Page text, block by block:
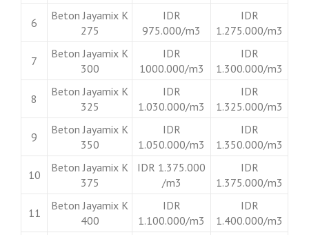
6
Beton Jayamix K
275
IDR
975.000/m3
IDR
1.275.000/m3
7
Beton Jayamix K
300
IDR
1000.000/m3
IDR
1.300.000/m3
8
Beton Jayamix K
325
IDR
1.030.000/m3
IDR
1.325.000/m3
9
Beton Jayamix K
350
IDR
1.050.000/m3
IDR
1.350.000/m3
10
Beton Jayamix K
375
IDR 1.375.000
/m3
IDR
1.375.000/m3
11
Beton Jayamix K
400
IDR
1.100.000/m3
IDR
1.400.000/m3